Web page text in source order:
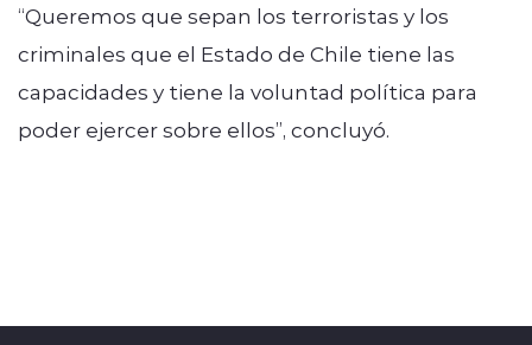
“Queremos que sepan los terroristas y los
criminales que el Estado de Chile tiene las
capacidades y tiene la voluntad política para
poder ejercer sobre ellos”, concluyó.